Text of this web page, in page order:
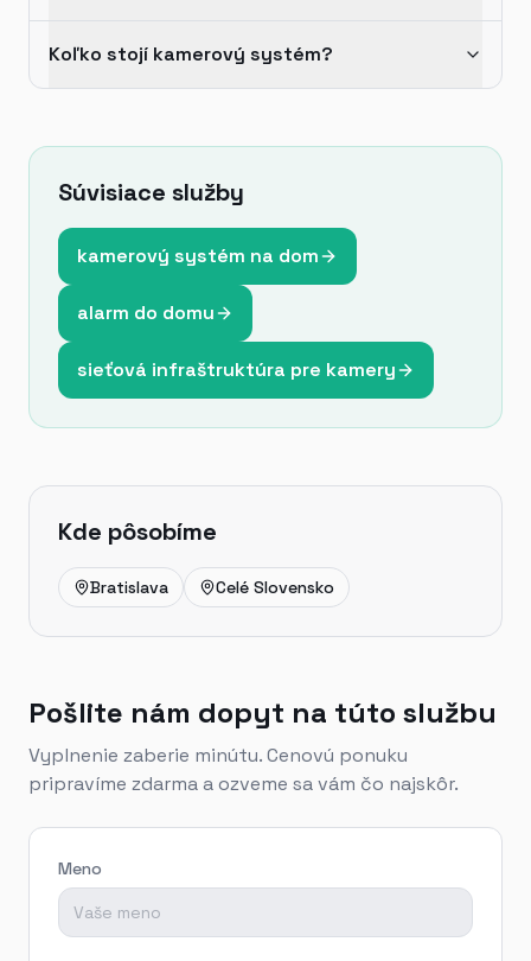
Koľko stojí kamerový systém?
Súvisiace služby
kamerový systém na dom
alarm do domu
sieťová infraštruktúra pre kamery
Kde pôsobíme
Bratislava Celé Slovensko
Pezinok — kamery
Senec — kamery
Senec — Ajax
Nitra — kamery
Nitra — Ajax
Malacky — kamery
Pošlite nám dopyt na túto službu
Vyplnenie zaberie minútu. Cenovú ponuku
pripravíme zdarma a ozveme sa vám čo najskôr.
Meno